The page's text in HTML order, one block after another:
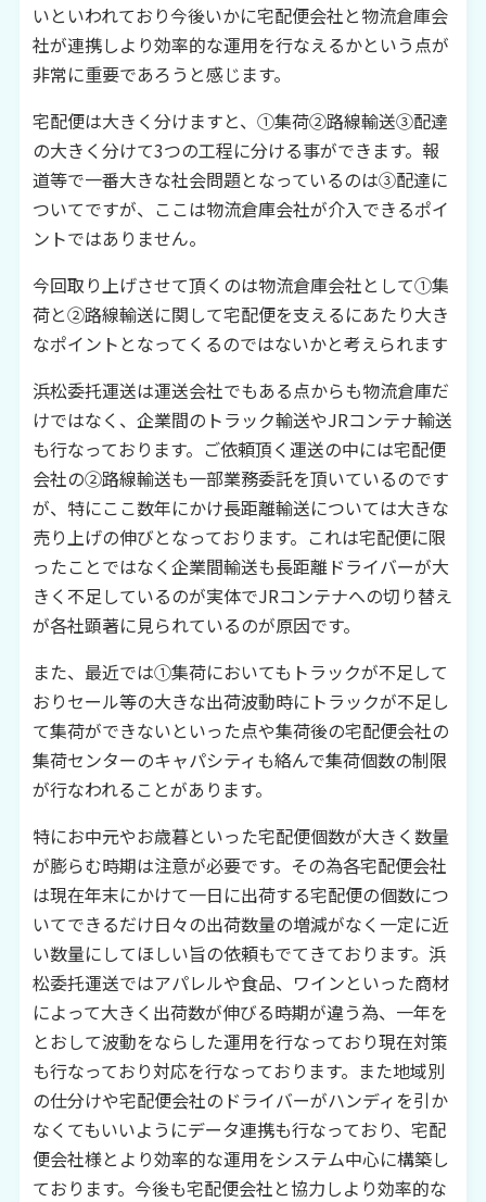
いといわれており今後いかに宅配便会社と物流倉庫会
社が連携しより効率的な運用を行なえるかという点が
非常に重要であろうと感じます。
宅配便は大きく分けますと、①集荷②路線輸送③配達
の大きく分けて3つの工程に分ける事ができます。報
道等で一番大きな社会問題となっているのは③配達に
ついてですが、ここは物流倉庫会社が介入できるポイ
ントではありません。
今回取り上げさせて頂くのは物流倉庫会社として①集
荷と②路線輸送に関して宅配便を支えるにあたり大き
なポイントとなってくるのではないかと考えられます
浜松委托運送は運送会社でもある点からも物流倉庫だ
けではなく、企業間のトラック輸送やJRコンテナ輸送
も行なっております。ご依頼頂く運送の中には宅配便
会社の②路線輸送も一部業務委託を頂いているのです
が、特にここ数年にかけ長距離輸送については大きな
売り上げの伸びとなっております。これは宅配便に限
ったことではなく企業間輸送も長距離ドライバーが大
きく不足しているのが実体でJRコンテナへの切り替え
が各社顕著に見られているのが原因です。
また、最近では①集荷においてもトラックが不足して
おりセール等の大きな出荷波動時にトラックが不足し
て集荷ができないといった点や集荷後の宅配便会社の
集荷センターのキャパシティも絡んで集荷個数の制限
が行なわれることがあります。
特にお中元やお歳暮といった宅配便個数が大きく数量
が膨らむ時期は注意が必要です。その為各宅配便会社
は現在年末にかけて一日に出荷する宅配便の個数につ
いてできるだけ日々の出荷数量の増減がなく一定に近
い数量にしてほしい旨の依頼もでてきております。浜
松委托運送ではアパレルや食品、ワインといった商材
によって大きく出荷数が伸びる時期が違う為、一年を
とおして波動をならした運用を行なっており現在対策
も行なっており対応を行なっております。また地域別
の仕分けや宅配便会社のドライバーがハンディを引か
なくてもいいようにデータ連携も行なっており、宅配
便会社様とより効率的な運用をシステム中心に構築し
ております。今後も宅配便会社と協力しより効率的な